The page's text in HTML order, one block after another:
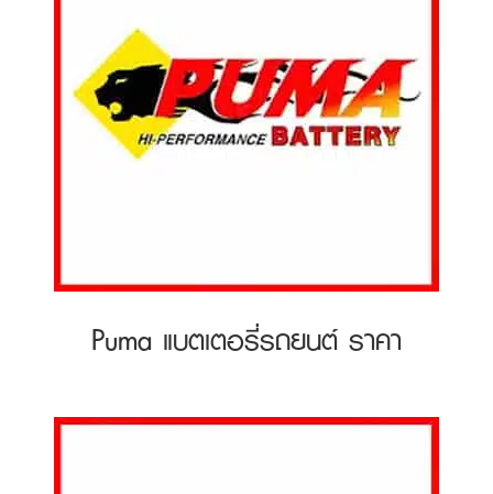
Puma แบตเตอรี่รถยนต์ ราคา